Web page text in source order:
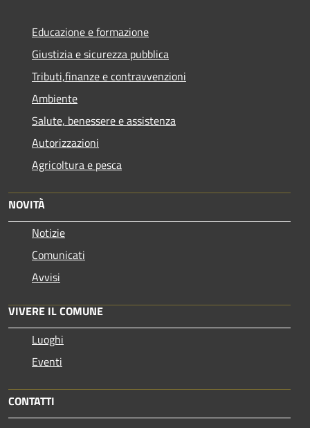
Educazione e formazione
Giustizia e sicurezza pubblica
Tributi,finanze e contravvenzioni
Ambiente
Salute, benessere e assistenza
Autorizzazioni
Agricoltura e pesca
NOVITÀ
Notizie
Comunicati
Avvisi
VIVERE IL COMUNE
Luoghi
Eventi
CONTATTI